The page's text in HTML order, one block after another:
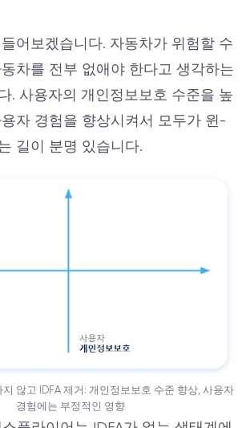
어보겠습니다. 자동차가 위험할 수
차를 전부 없애야 한다고 생각하는
. 사용자의 개인정보보호 수준을 높
자 경험을 향상시켜서 모두가 윈-
길이 분명 있습니다.
않고 IDFA 제거: 개인정보보호 수준 향상, 사용자
경험에는 부정적인 영향